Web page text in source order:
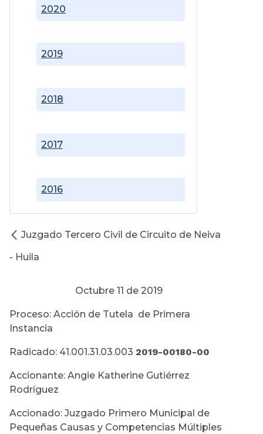
2016
2017
2018
2019
2020
Juzgado Tercero Civil de Circuito de Neiva
- Huila
Octubre 11 de 2019
Proceso: Acción de Tutela de Primera
Instancia
Radicado: 41.001.31.03.003 2019-00180-00
Accionante: Angie Katherine Gutiérrez
Rodríguez
Accionado: Juzgado Primero Municipal de
Pequeñas Causas y Competencias Múltiples